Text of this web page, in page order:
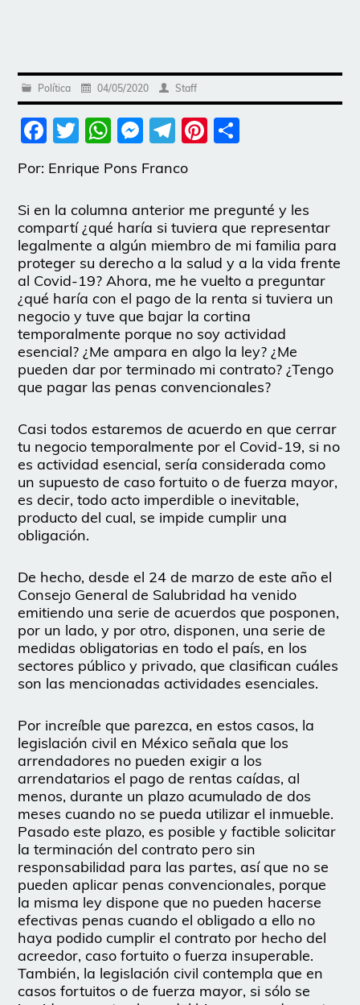
Política 04/05/2020 Staff
Facebook
Twitter
WhatsApp
Messenger
Telegram
Pinterest
Por: Enrique Pons Franco
Si en la columna anterior me pregunté y les
compartí ¿qué haría si tuviera que representar
legalmente a algún miembro de mi familia para
proteger su derecho a la salud y a la vida frente
al Covid-19? Ahora, me he vuelto a preguntar
¿qué haría con el pago de la renta si tuviera un
negocio y tuve que bajar la cortina
temporalmente porque no soy actividad
esencial? ¿Me ampara en algo la ley? ¿Me
pueden dar por terminado mi contrato? ¿Tengo
que pagar las penas convencionales?
Casi todos estaremos de acuerdo en que cerrar
tu negocio temporalmente por el Covid-19, si no
es actividad esencial, sería considerada como
un supuesto de caso fortuito o de fuerza mayor,
es decir, todo acto imperdible o inevitable,
producto del cual, se impide cumplir una
obligación.
De hecho, desde el 24 de marzo de este año el
Consejo General de Salubridad ha venido
emitiendo una serie de acuerdos que posponen,
por un lado, y por otro, disponen, una serie de
medidas obligatorias en todo el país, en los
sectores público y privado, que clasifican cuáles
son las mencionadas actividades esenciales.
Por increíble que parezca, en estos casos, la
legislación civil en México señala que los
arrendadores no pueden exigir a los
arrendatarios el pago de rentas caídas, al
menos, durante un plazo acumulado de dos
meses cuando no se pueda utilizar el inmueble.
Pasado este plazo, es posible y factible solicitar
la terminación del contrato pero sin
responsabilidad para las partes, así que no se
pueden aplicar penas convencionales, porque
la misma ley dispone que no pueden hacerse
efectivas penas cuando el obligado a ello no
haya podido cumplir el contrato por hecho del
acreedor, caso fortuito o fuerza insuperable.
También, la legislación civil contempla que en
casos fortuitos o de fuerza mayor, si sólo se